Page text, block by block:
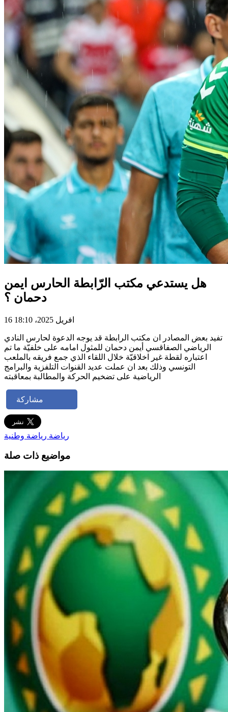
هل يستدعي مكتب الرّابطة الحارس ايمن
دحمان ؟
16 افريل 2025، 18:10
تفيد بعض المصادر ان مكتب الرابطة قد يوجه الدعوة لحارس النادي
الرياضي الصفاقسي أيمن دحمان للمثول امامه على خلفيّة ما تم
اعتباره لقطة غير اخلاقيّة خلال اللقاء الذي جمع فريقه بالملعب
التونسي وذلك بعد ان عملت عديد القنوات التلفزية والبرامج
الرياضية على تضخيم الحركة والمطالبة بمعاقبته
مشاركة
رياضة رياضة وطنية
مواضيع ذات صلة